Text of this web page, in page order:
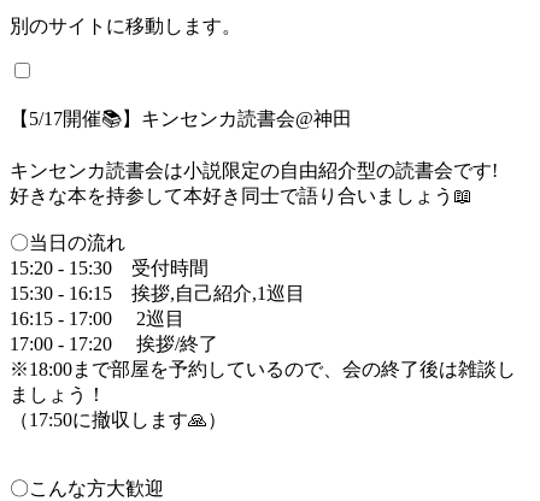
別のサイトに移動します。
【5/17開催📚】キンセンカ読書会@神田
キンセンカ読書会は小説限定の自由紹介型の読書会です!
好きな本を持参して本好き同士で語り合いましょう📖
〇当日の流れ
15:20 - 15:30 受付時間
15:30 - 16:15 挨拶,自己紹介,1巡目
16:15 - 17:00 2巡目
17:00 - 17:20 挨拶/終了
※18:00まで部屋を予約しているので、会の終了後は雑談し
ましょう！
（17:50に撤収します🙏）
〇こんな方大歓迎